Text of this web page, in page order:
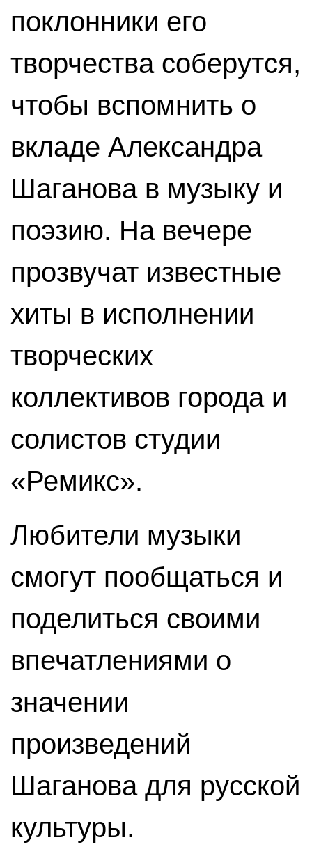
поклонники его
творчества соберутся,
чтобы вспомнить о
вкладе Александра
Шаганова в музыку и
поэзию. На вечере
прозвучат известные
хиты в исполнении
творческих
коллективов города и
солистов студии
«Ремикс».
Любители музыки
смогут пообщаться и
поделиться своими
впечатлениями о
значении
произведений
Шаганова для русской
культуры.